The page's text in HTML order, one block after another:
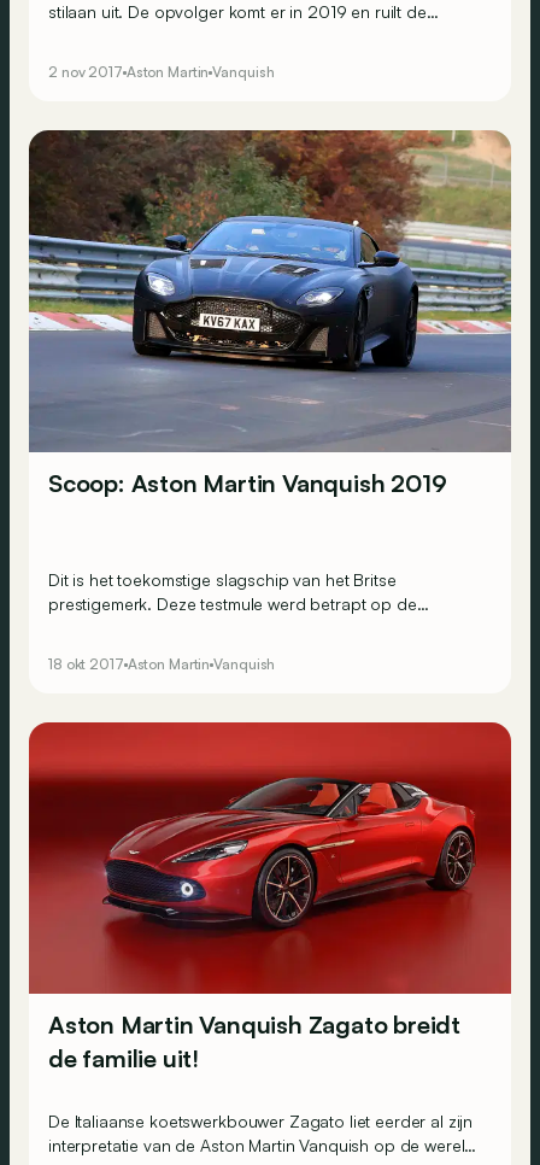
stilaan uit. De opvolger komt er in 2019 en ruilt de
2 nov 2017 Aston Martin Vanquish
Scoop: Aston Martin Vanquish 2019
Dit is het toekomstige slagschip van het Britse
prestigemerk. Deze testmule werd betrapt op de
18 okt 2017 Aston Martin Vanquish
Aston Martin Vanquish Zagato breidt
de familie uit!
De Italiaanse koetswerkbouwer Zagato liet eerder al zijn
interpretatie van de Aston Martin Vanquish op de wereld